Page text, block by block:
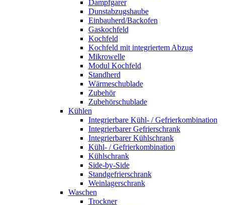
Dampfgarer
Dunstabzugshaube
Einbauherd/Backofen
Gaskochfeld
Kochfeld
Kochfeld mit integriertem Abzug
Mikrowelle
Modul Kochfeld
Standherd
Wärmeschublade
Zubehör
Zubehörschublade
Kühlen
Integrierbare Kühl- / Gefrierkombination
Integrierbarer Gefrierschrank
Integrierbarer Kühlschrank
Kühl- / Gefrierkombination
Kühlschrank
Side-by-Side
Standgefrierschrank
Weinlagerschrank
Waschen
Trockner